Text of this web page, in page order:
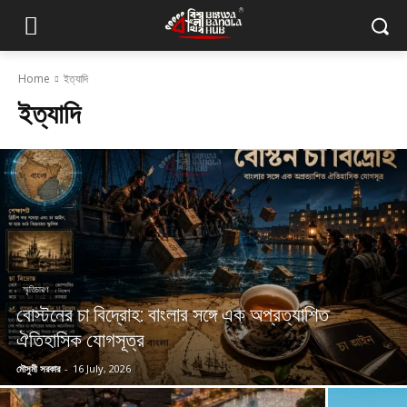
Home ইত্যাদি
ইত্যাদি
স্মৃতিচারণ
বোস্টনের চা বিদ্রোহ: বাংলার সঙ্গে এক অপ্রত্যাশিত
ঐতিহাসিক যোগসূত্র
মৌসুমী সরকার - 16 July, 2026